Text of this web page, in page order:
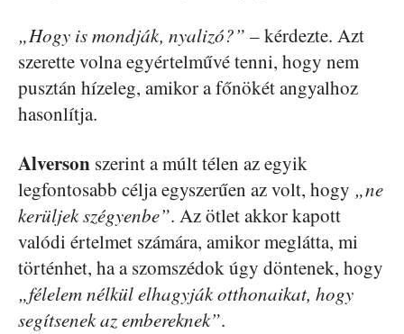
„Hogy is mondják, nyalizó?” – kérdezte. Azt
szerette volna egyértelművé tenni, hogy nem
pusztán hízeleg, amikor a főnökét angyalhoz
hasonlítja.
Alverson szerint a múlt télen az egyik
legfontosabb célja egyszerűen az volt, hogy „ne
kerüljek szégyenbe”. Az ötlet akkor kapott
valódi értelmet számára, amikor meglátta, mi
történhet, ha a szomszédok úgy döntenek, hogy
„félelem nélkül elhagyják otthonaikat, hogy
segítsenek az embereknek”.